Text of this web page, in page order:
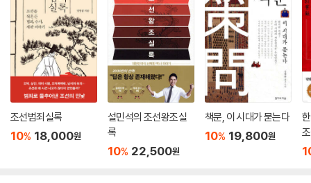
4. 일제강점기 태실의 변동 · 305
1) 1928년 언론보도로 본 태실 · 305
2) 장서각 소장 『태봉』의 기록 · 308
3) 『태봉』의 기록을 통해 본 서삼릉태실의 조성 · 312
생명의 탄생을 통해 왕조의 번영을 담보한다는 믿음 아래 꾸준히 실행되었
다. 또한 왕실의 권위를 반영하면서도 민생에 대한 배려와 효율적인 제도
의 운영을 이루려는 개선 과정을 살필 수 있었다. 특히 영·정조 연간을 거치
며 안태문화는 보다 현실적인 의례로 변모하면서 왕실의례로서의 위상을
정립할 수 있었다.
국가와 왕실의 보전을 위해 노력한 장구한 세월과, 그것을 일구어 온 정신
사의 일면도 함께 깃들어 있는 것이다. 태실이 안전하게 보존되고, 전문적
인 연구가 진전되어 태실문화가 우리 문화유산을 향한 자긍심으로 이어질
조선범죄실록
10% 18,000원
설민석의 조선왕조실
록
10% 22,500원
책문, 이 시대가 묻는다
10% 19,800원